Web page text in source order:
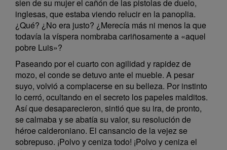
sien de su mujer el cañón de las pistolas de duelo,
inglesas, que estaba viendo relucir en la panoplia.
¿Qué? ¿No era justo? ¿Merecía más ni menos la que
todavía la víspera nombraba cariñosamente a «aquel
pobre Luis»?
Paseando por el cuarto con agilidad y rapidez de
mozo, el conde se detuvo ante el mueble. A pesar
suyo, volvió a complacerse en su belleza. Por instinto
lo cerró, ocultando en el secreto los papeles malditos.
Así que desaparecieron, sintió que su ira, de pronto,
se calmaba y se abatía su valor, su resolución de
héroe calderoniano. El cansancio de la vejez se
sobrepuso. ¡Polvo y ceniza todo! ¡Polvo y ceniza el